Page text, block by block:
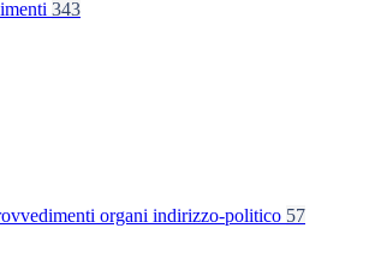
343
organi indirizzo-politico 57